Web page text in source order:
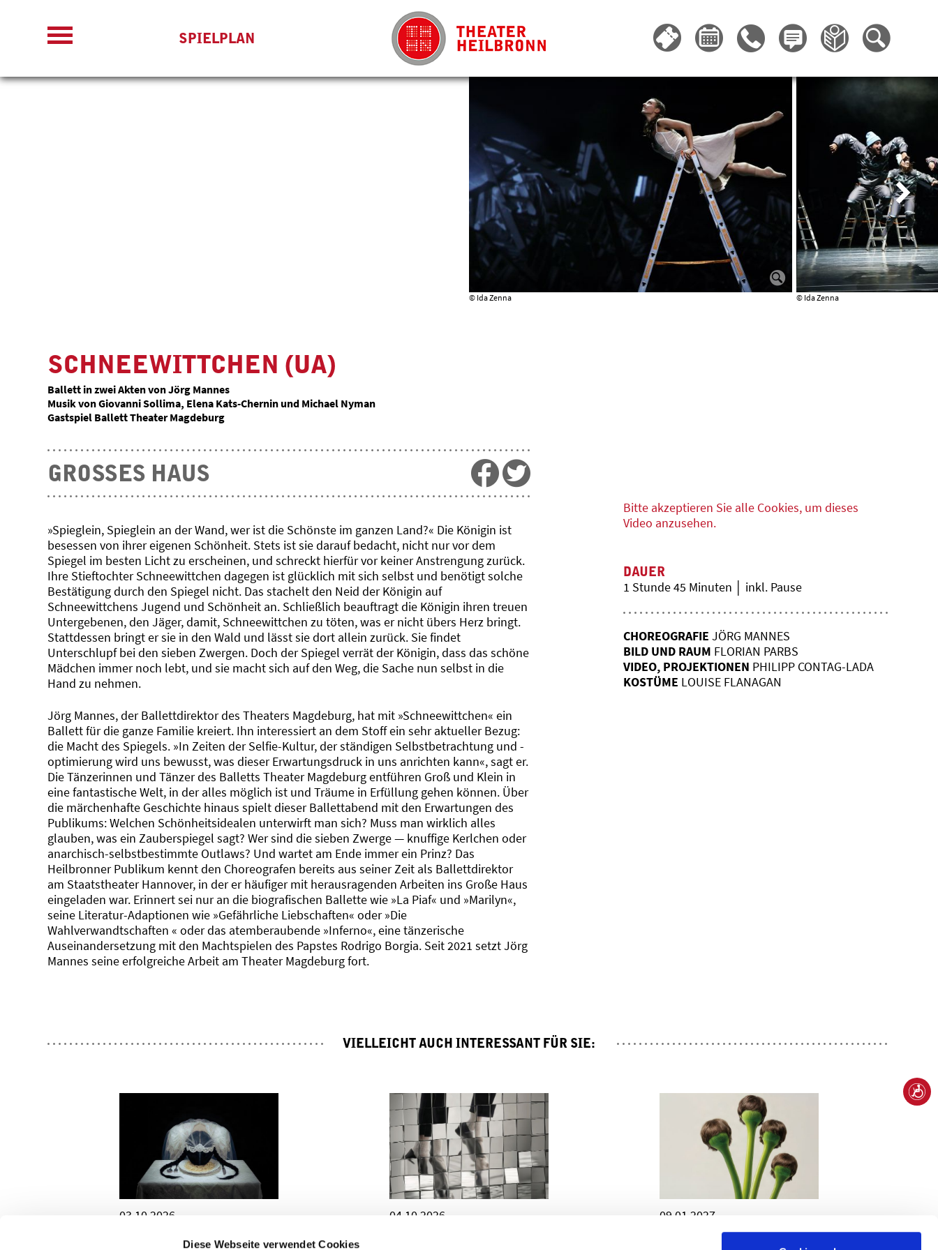
Diese Webseite verwendet Cookies
SPIELPLAN
© Ida Zenna © Ida Zenna
SCHNEEWITTCHEN (UA)
Ballett in zwei Akten von Jörg Mannes
Musik von Giovanni Sollima, Elena Kats-Chernin und Michael Nyman
Gastspiel Ballett Theater Magdeburg
GROSSES HAUS
»Spieglein, Spieglein an der Wand, wer ist die Schönste im ganzen Land?« Die Königin ist
besessen von ihrer eigenen Schönheit. Stets ist sie darauf bedacht, nicht nur vor dem
Spiegel im besten Licht zu erscheinen, und schreckt hierfür vor keiner Anstrengung zurück.
Ihre Stieftochter Schneewittchen dagegen ist glücklich mit sich selbst und benötigt solche
Bestätigung durch den Spiegel nicht. Das stachelt den Neid der Königin auf
Schneewittchens Jugend und Schönheit an. Schließlich beauftragt die Königin ihren treuen
Untergebenen, den Jäger, damit, Schneewittchen zu töten, was er nicht übers Herz bringt.
Stattdessen bringt er sie in den Wald und lässt sie dort allein zurück. Sie findet
Unterschlupf bei den sieben Zwergen. Doch der Spiegel verrät der Königin, dass das schöne
Mädchen immer noch lebt, und sie macht sich auf den Weg, die Sache nun selbst in die
Hand zu nehmen.
Jörg Mannes, der Ballettdirektor des Theaters Magdeburg, hat mit »Schneewittchen« ein
Ballett für die ganze Familie kreiert. Ihn interessiert an dem Stoff ein sehr aktueller Bezug:
die Macht des Spiegels. »In Zeiten der Selfie-Kultur, der ständigen Selbstbetrachtung und -
optimierung wird uns bewusst, was dieser Erwartungsdruck in uns anrichten kann«, sagt er.
Die Tänzerinnen und Tänzer des Balletts Theater Magdeburg entführen Groß und Klein in
eine fantastische Welt, in der alles möglich ist und Träume in Erfüllung gehen können. Über
die märchenhafte Geschichte hinaus spielt dieser Ballettabend mit den Erwartungen des
Publikums: Welchen Schönheitsidealen unterwirft man sich? Muss man wirklich alles
glauben, was ein Zauberspiegel sagt? Wer sind die sieben Zwerge — knuffige Kerlchen oder
anarchisch-selbstbestimmte Outlaws? Und wartet am Ende immer ein Prinz? Das
Heilbronner Publikum kennt den Choreografen bereits aus seiner Zeit als Ballettdirektor
am Staatstheater Hannover, in der er häufiger mit herausragenden Arbeiten ins Große Haus
eingeladen war. Erinnert sei nur an die biografischen Ballette wie »La Piaf« und »Marilyn«,
seine Literatur-Adaptionen wie »Gefährliche Liebschaften« oder »Die
Wahlverwandtschaften « oder das atemberaubende »Inferno«, eine tänzerische
Auseinandersetzung mit den Machtspielen des Papstes Rodrigo Borgia. Seit 2021 setzt Jörg
Mannes seine erfolgreiche Arbeit am Theater Magdeburg fort.
Bitte akzeptieren Sie alle Cookies, um dieses
Video anzusehen.
DAUER
1 Stunde 45 Minuten │ inkl. Pause
CHOREOGRAFIE JÖRG MANNES
BILD UND RAUM FLORIAN PARBS
VIDEO, PROJEKTIONEN PHILIPP CONTAG-LADA
KOSTÜME LOUISE FLANAGAN
VIELLEICHT AUCH INTERESSANT FÜR SIE:
03.10.2026 04.10.2026 09.01.2027
ALL YOU NEED IS LOVE